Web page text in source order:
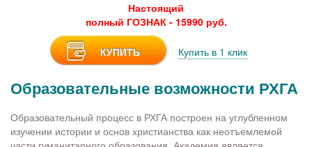
Настоящий
полный ГОЗНАК - 15990 руб.
КУПИТЬ Купить в 1 клик
Образовательные возможности РХГА
Образовательный процесс в РХГА построен на углубленном
изучении истории и основ христианства как неотъемлемой